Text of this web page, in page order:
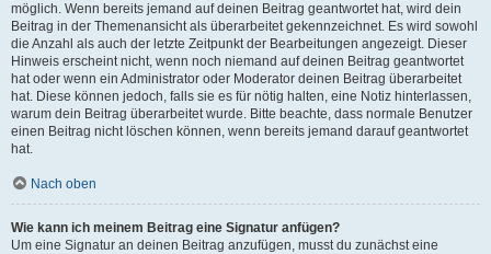
möglich. Wenn bereits jemand auf deinen Beitrag geantwortet hat, wird dein
Beitrag in der Themenansicht als überarbeitet gekennzeichnet. Es wird sowohl
die Anzahl als auch der letzte Zeitpunkt der Bearbeitungen angezeigt. Dieser
Hinweis erscheint nicht, wenn noch niemand auf deinen Beitrag geantwortet
hat oder wenn ein Administrator oder Moderator deinen Beitrag überarbeitet
hat. Diese können jedoch, falls sie es für nötig halten, eine Notiz hinterlassen,
warum dein Beitrag überarbeitet wurde. Bitte beachte, dass normale Benutzer
einen Beitrag nicht löschen können, wenn bereits jemand darauf geantwortet
hat.
Nach oben
Wie kann ich meinem Beitrag eine Signatur anfügen?
Um eine Signatur an deinen Beitrag anzufügen, musst du zunächst eine